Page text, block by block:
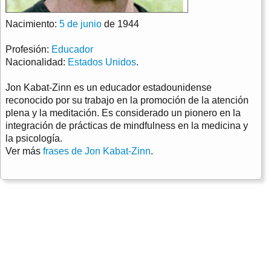
Nacimiento: 5 de junio de 1944
Profesión: Educador
Nacionalidad: Estados Unidos.
Jon Kabat-Zinn es un educador estadounidense
reconocido por su trabajo en la promoción de la atención
plena y la meditación. Es considerado un pionero en la
integración de prácticas de mindfulness en la medicina y
la psicología.
Ver más frases de Jon Kabat-Zinn.